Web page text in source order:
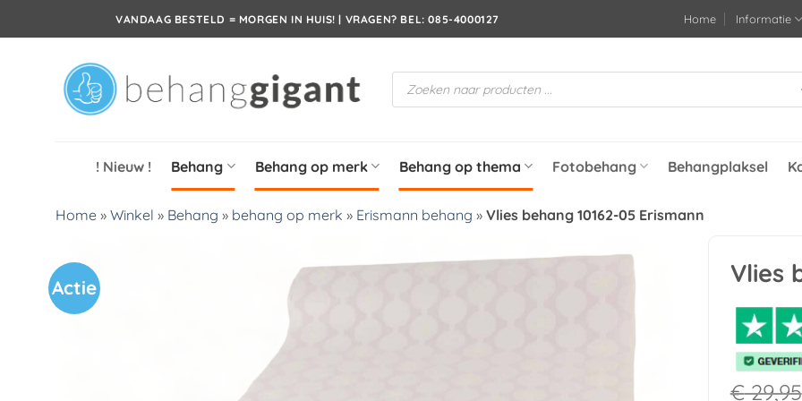
VANDAAG BESTELD = MORGEN IN HUIS! | VRAGEN? BEL: 085-4000127 Home Informatie
Producten
zoeken
! Nieuw ! Behang Behang op merk Behang op thema Fotobehang Behangplaksel
Home » Winkel » Behang » behang op merk » Erismann behang » Vlies behang 10162-05 Erismann
Actie Vlies
€29,95